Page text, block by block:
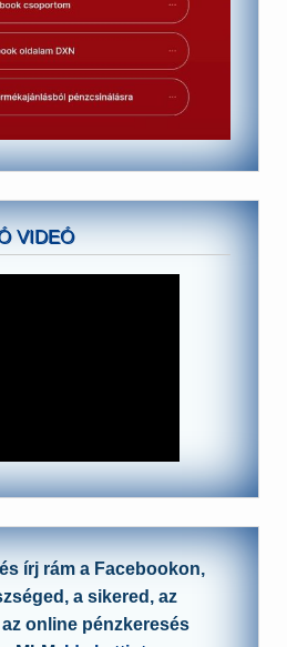
VIDEÓ
írj rám a Facebookon,
a sikered, az
online pénzkeresés